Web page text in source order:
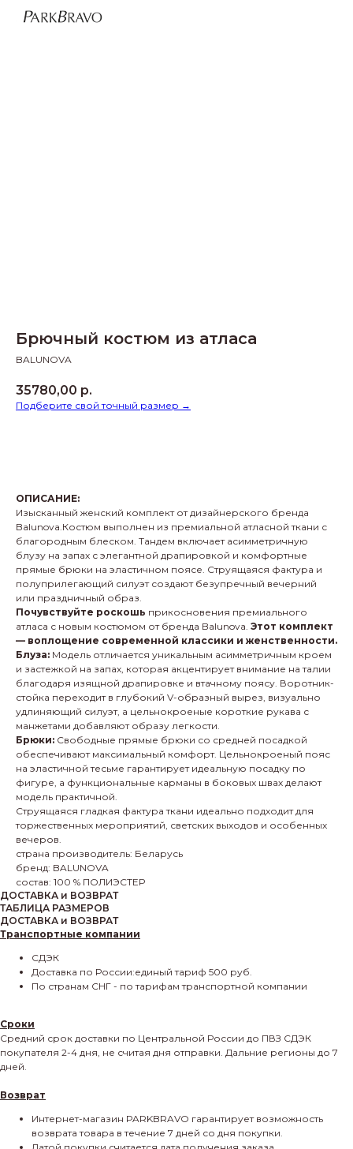
Брючный костюм из атласа
BALUNOVA
35780,00 р.
Подберите свой точный размер →
ОПИСАНИЕ:
Изысканный женский комплект от дизайнерского бренда
Balunova.Костюм выполнен из премиальной атласной ткани с
благородным блеском. Тандем включает асимметричную
блузу на запах с элегантной драпировкой и комфортные
прямые брюки на эластичном поясе. Струящаяся фактура и
полуприлегающий силуэт создают безупречный вечерний
или праздничный образ.
Почувствуйте роскошь прикосновения премиального
атласа с новым костюмом от бренда Balunova. Этот комплект
— воплощение современной классики и женственности.
Блуза: Модель отличается уникальным асимметричным кроем
и застежкой на запах, которая акцентирует внимание на талии
благодаря изящной драпировке и втачному поясу. Воротник-
стойка переходит в глубокий V-образный вырез, визуально
удлиняющий силуэт, а цельнокроеные короткие рукава с
манжетами добавляют образу легкости.
Брюки: Свободные прямые брюки со средней посадкой
обеспечивают максимальный комфорт. Цельнокроеный пояс
на эластичной тесьме гарантирует идеальную посадку по
фигуре, а функциональные карманы в боковых швах делают
модель практичной.
Струящаяся гладкая фактура ткани идеально подходит для
торжественных мероприятий, светских выходов и особенных
вечеров.
страна производитель: Беларусь
бренд: BALUNOVA
состав: 100 % ПОЛИЭСТЕР
ДОСТАВКА и ВОЗВРАТ
ТАБЛИЦА РАЗМЕРОВ
ДОСТАВКА и ВОЗВРАТ
Транспортные компании
СДЭК
Доставка по России:единый тариф 500 руб.
По странам СНГ - по тарифам транспортной компании
Сроки
Средний срок доставки по Центральной России до ПВЗ СДЭК
покупателя 2-4 дня, не считая дня отправки. Дальние регионы до 7
дней.
Возврат
Интернет-магазин PARKBRAVO гарантирует возможность
возврата товара в течение 7 дней со дня покупки.